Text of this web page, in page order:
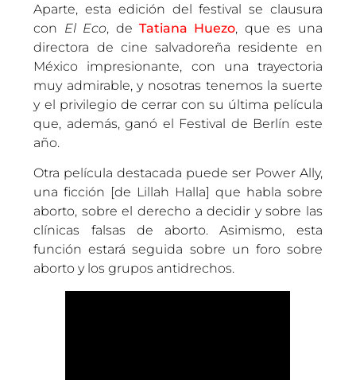
Aparte, esta edición del festival se clausura
con El Eco, deTatiana Huezo, que es una
directora de cine salvadoreña residente en
México impresionante, con una trayectoria
muy admirable, y nosotras tenemos la suerte
y el privilegio de cerrar con su última película
que, además, ganó el Festival de Berlín este
año.
Otra película destacada puede ser Power Ally,
una ficción [de Lillah Halla] que habla sobre
aborto, sobre el derecho a decidir y sobre las
clínicas falsas de aborto. Asimismo, esta
función estará seguida sobre un foro sobre
aborto y los grupos antidrechos.